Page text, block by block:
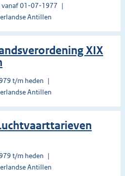
vanaf 01-07-1977
Antillen
XIX
t/m heden
Antillen
t/m heden
Antillen